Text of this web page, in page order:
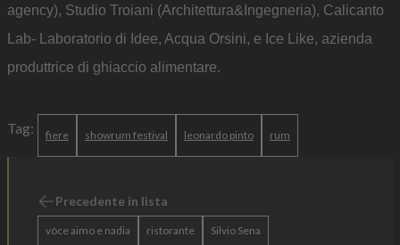
agency), Studio Troiani (Architettura&Ingegneria), Calicanto
Lab- Laboratorio di Idee, Acqua Orsini, e Ice Like, azienda
produttrice di ghiaccio alimentare.
Tag: fiere showrum festival leonardo pinto rum
Precedente in lista
vòce aimo e nadia ristorante Silvio Sena